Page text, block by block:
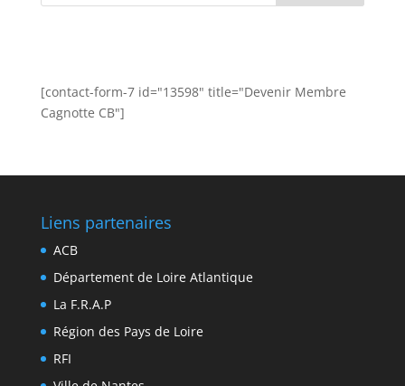
[contact-form-7 id="13598" title="Devenir Membre
Cagnotte CB"]
Liens partenaires
ACB
Département de Loire Atlantique
La F.R.A.P
Région des Pays de Loire
RFI